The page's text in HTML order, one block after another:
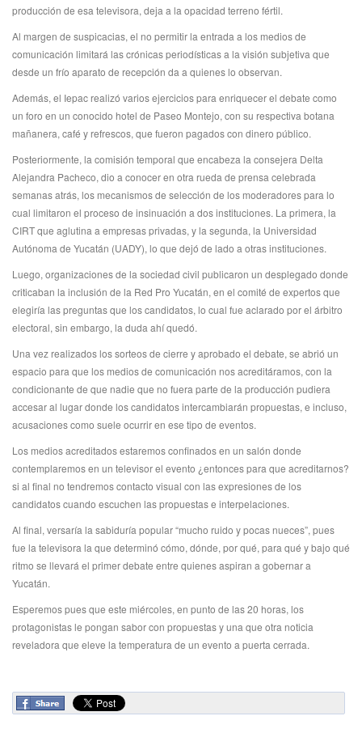
producción de esa televisora, deja a la opacidad terreno fértil.
Al margen de suspicacias, el no permitir la entrada a los medios de
comunicación limitará las crónicas periodísticas a la visión subjetiva que
desde un frío aparato de recepción da a quienes lo observan.
Además, el Iepac realizó varios ejercicios para enriquecer el debate como
un foro en un conocido hotel de Paseo Montejo, con su respectiva botana
mañanera, café y refrescos, que fueron pagados con dinero público.
Posteriormente, la comisión temporal que encabeza la consejera Delta
Alejandra Pacheco, dio a conocer en otra rueda de prensa celebrada
semanas atrás, los mecanismos de selección de los moderadores para lo
cual limitaron el proceso de insinuación a dos instituciones. La primera, la
CIRT que aglutina a empresas privadas, y la segunda, la Universidad
Autónoma de Yucatán (UADY), lo que dejó de lado a otras instituciones.
Luego, organizaciones de la sociedad civil publicaron un desplegado donde
criticaban la inclusión de la Red Pro Yucatán, en el comité de expertos que
elegiría las preguntas que los candidatos, lo cual fue aclarado por el árbitro
electoral, sin embargo, la duda ahí quedó.
Una vez realizados los sorteos de cierre y aprobado el debate, se abrió un
espacio para que los medios de comunicación nos acreditáramos, con la
condicionante de que nadie que no fuera parte de la producción pudiera
accesar al lugar donde los candidatos intercambiarán propuestas, e incluso,
acusaciones como suele ocurrir en ese tipo de eventos.
Los medios acreditados estaremos confinados en un salón donde
contemplaremos en un televisor el evento ¿entonces para que acreditarnos?
si al final no tendremos contacto visual con las expresiones de los
candidatos cuando escuchen las propuestas e interpelaciones.
Al final, versaría la sabiduría popular “mucho ruido y pocas nueces”, pues
fue la televisora la que determinó cómo, dónde, por qué, para qué y bajo qué
ritmo se llevará el primer debate entre quienes aspiran a gobernar a
Yucatán.
Esperemos pues que este miércoles, en punto de las 20 horas, los
protagonistas le pongan sabor con propuestas y una que otra noticia
reveladora que eleve la temperatura de un evento a puerta cerrada.